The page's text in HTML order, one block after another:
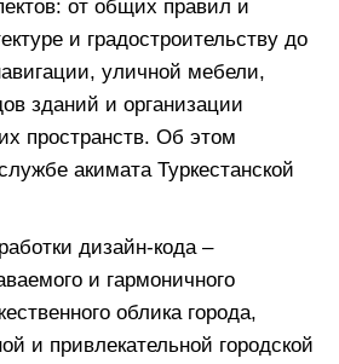
от общих правил и
и градостроительству до
уличной мебели,
зданий и организации
пространств. Об этом
акимата Туркестанской
дизайн-кода –
и гармоничного
облика города,
и привлекательной городской